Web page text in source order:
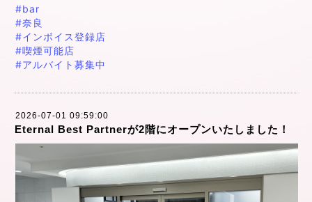
#bar
#奈良
#インボイス登録店
#喫煙可能店
#アルバイト募集中
2026-07-01 09:59:00
Eternal Best Partnerが2階にオープンいたしました！